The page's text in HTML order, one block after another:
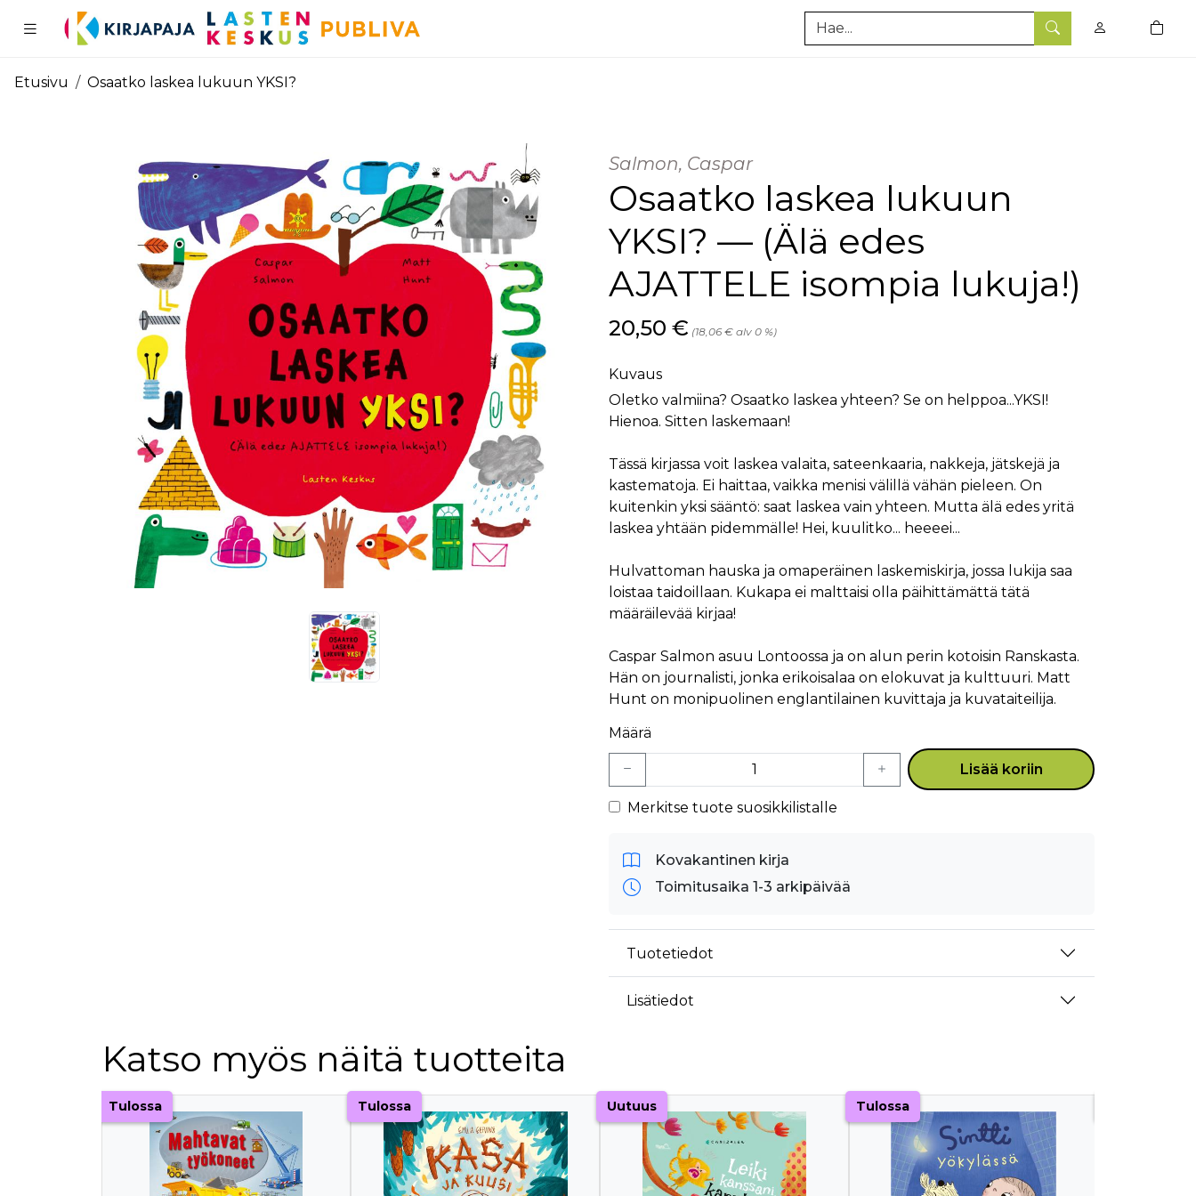
Hae
0
Etusivu Osaatko laskea lukuun YKSI?
Salmon, Caspar
Osaatko laskea lukuun
YKSI? — (Älä edes
AJATTELE isompia lukuja!)
Hinta nyt
20,50 € (18,06 € alv 0 %)
Kuvaus
Oletko valmiina? Osaatko laskea yhteen? Se on helppoa...YKSI!
Hienoa. Sitten laskemaan!
Tässä kirjassa voit laskea valaita, sateenkaaria, nakkeja, jätskejä ja
kastematoja. Ei haittaa, vaikka menisi välillä vähän pieleen. On
kuitenkin yksi sääntö: saat laskea vain yhteen. Mutta älä edes yritä
laskea yhtään pidemmälle! Hei, kuulitko... heeeei...
Hulvattoman hauska ja omaperäinen laskemiskirja, jossa lukija saa
loistaa taidoillaan. Kukapa ei malttaisi olla päihittämättä tätä
määräilevää kirjaa!
Caspar Salmon asuu Lontoossa ja on alun perin kotoisin Ranskasta.
Hän on journalisti, jonka erikoisalaa on elokuvat ja kulttuuri. Matt
Hunt on monipuolinen englantilainen kuvittaja ja kuvataiteilija.
Määrä
Lisää koriin
Merkitse tuote suosikkilistalle
Kovakantinen kirja
Toimitusaika 1-3 arkipäivää
Tuotetiedot
Lisätiedot
Katso myös näitä tuotteita
Tuoteluettelon alku
Tulossa Tulossa Uutuus Tulossa